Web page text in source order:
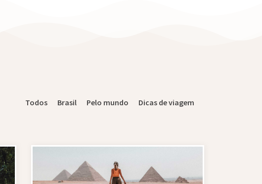
Todos Brasil Pelo mundo Dicas de viagem